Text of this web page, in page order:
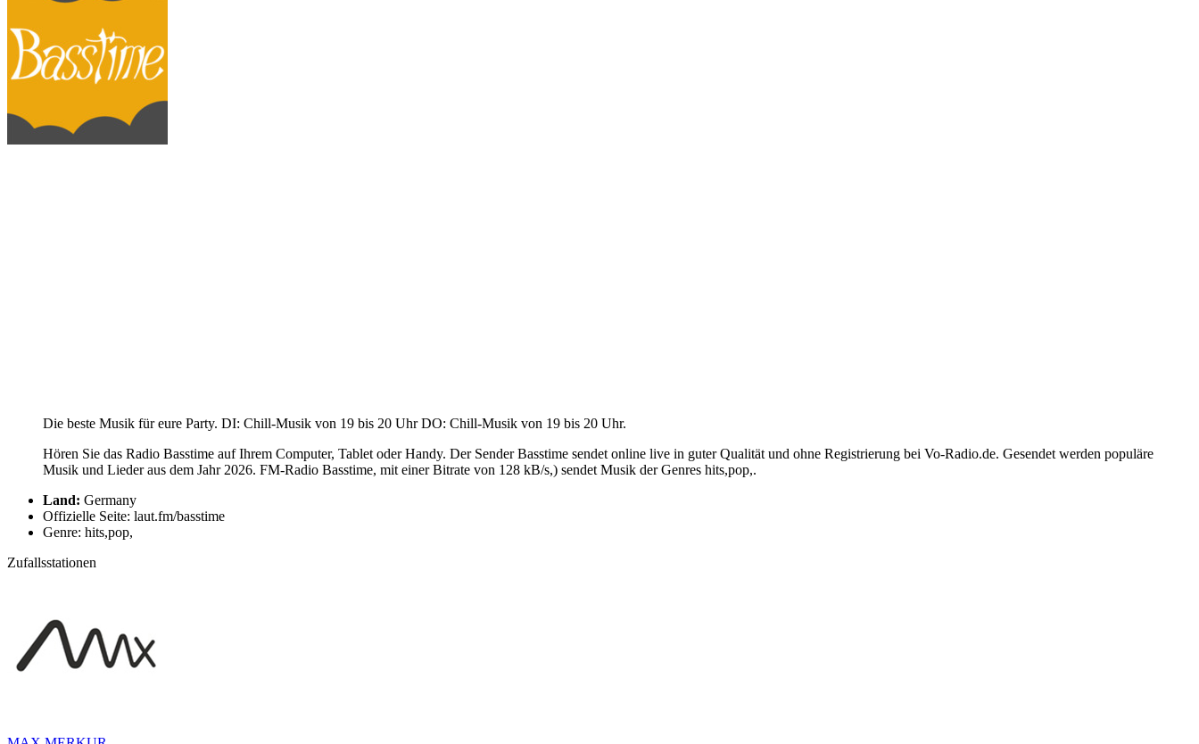
Die beste Musik für eure Party. DI: Chill-Musik von 19 bis 20 Uhr DO: Chill-Musik von 19 bis 20 Uhr.
Hören Sie das Radio Basstime auf Ihrem Computer, Tablet oder Handy. Der Sender Basstime sendet online live in guter Qualität und ohne Registrierung bei Vo-Radio.de. Gesendet werden populäre
Musik und Lieder aus dem Jahr 2026. FM-Radio Basstime, mit einer Bitrate von 128 kB/s,) sendet Musik der Genres hits,pop,.
Land: Germany
Offizielle Seite: laut.fm/basstime
Genre: hits,pop,
Zufallsstationen